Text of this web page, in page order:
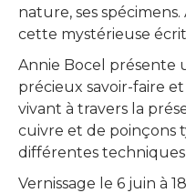
nature, ses
cette mystérieuse
Annie Bocel présente
précieux savoir-faire
vivant à travers la
cuivre et de poinçons
différentes techniques
Vernissage le 6 juin à